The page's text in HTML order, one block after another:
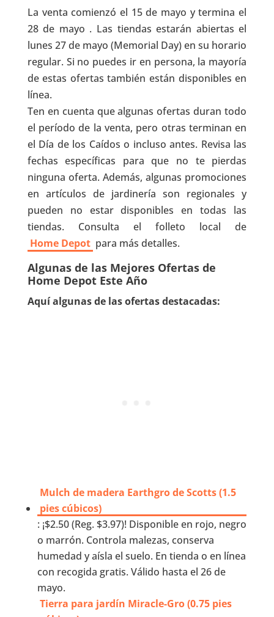
La venta comienzó el 15 de mayo y termina el
28 de mayo . Las tiendas estarán abiertas el
lunes 27 de mayo (Memorial Day) en su horario
regular. Si no puedes ir en persona, la mayoría
de estas ofertas también están disponibles en
línea.
Ten en cuenta que algunas ofertas duran todo
el período de la venta, pero otras terminan en
el Día de los Caídos o incluso antes. Revisa las
fechas específicas para que no te pierdas
ninguna oferta. Además, algunas promociones
en artículos de jardinería son regionales y
pueden no estar disponibles en todas las
tiendas. Consulta el folleto local de
Home Depot para más detalles.
Algunas de las Mejores Ofertas de
Home Depot Este Año
Aquí algunas de las ofertas destacadas:
Mulch de madera Earthgro de Scotts (1.5
pies cúbicos)
: ¡$2.50 (Reg. $3.97)! Disponible en rojo, negro
o marrón. Controla malezas, conserva
humedad y aísla el suelo. En tienda o en línea
con recogida gratis. Válido hasta el 26 de
mayo.
Tierra para jardín Miracle-Gro (0.75 pies